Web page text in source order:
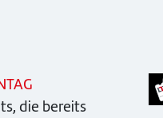
die bereits